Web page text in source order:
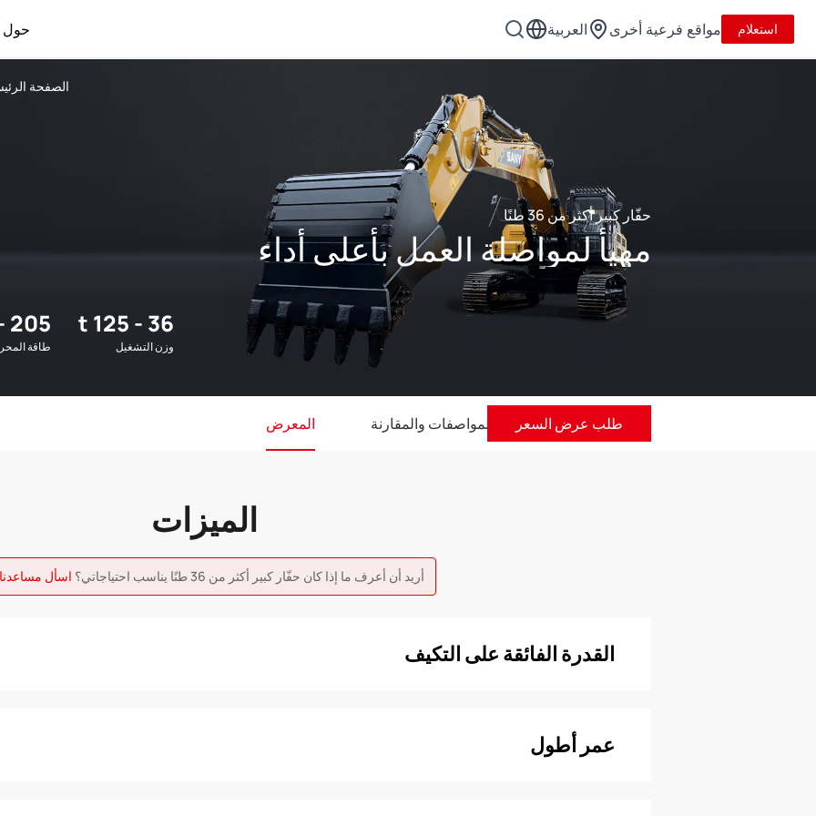
حول العربية مواقع فرعية أخرى استعلام
الصفحة
حفّار كبير أكثر من 36 طنًا
مهيأ لمواصلة العمل بأعلى أداء
205 - 567 kW
طاقة
36 - 125 t
وزن التشغيل
الميزات المواصفات والمقارنة المعرض طلب عرض السعر
الميزات
أريد أن أعرف ما إذا كان حفّار كبير أكثر من 36 طنًا يناسب احتياجاتي؟ اسأل
القدرة الفائقة على التكيف
عمر أطول